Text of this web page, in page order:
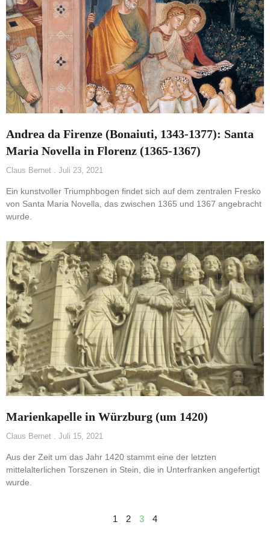
Andrea da Firenze (Bonaiuti, 1343-1377): Santa
Maria Novella in Florenz (1365-1367)
Claus Bernet Juli 23, 2021
Ein kunstvoller Triumphbogen findet sich auf dem zentralen Fresko
von Santa Maria Novella, das zwischen 1365 und 1367 angebracht
wurde.
Marienkapelle in Würzburg (um 1420)
Claus Bernet Juli 15, 2021
Aus der Zeit um das Jahr 1420 stammt eine der letzten
mittelalterlichen Torszenen in Stein, die in Unterfranken angefertigt
wurde.
1 2 3 4